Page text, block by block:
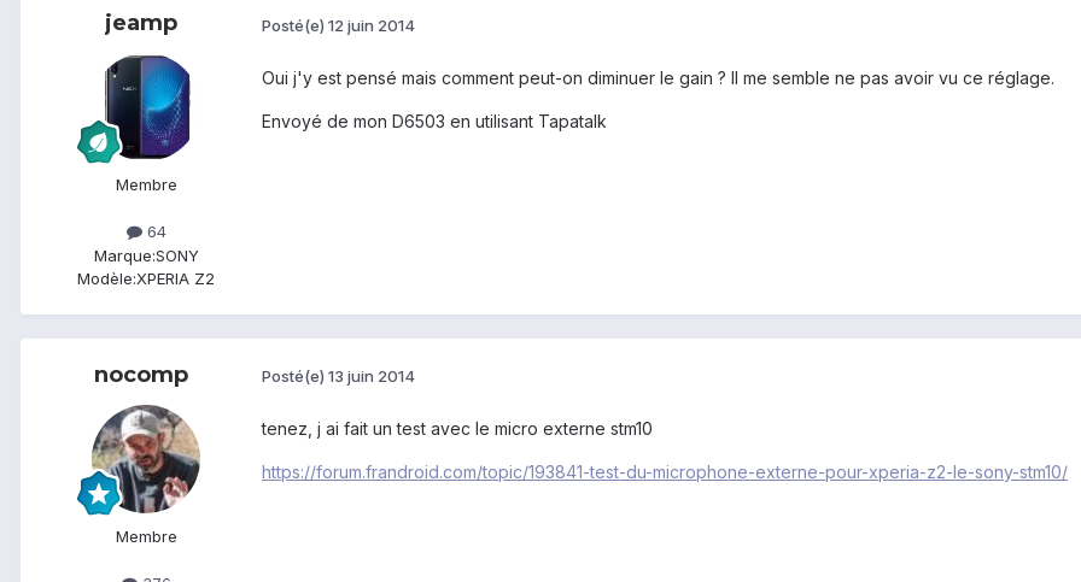
jeamp
Membre
64
Marque:SONY
Modèle:XPERIA Z2
Posté(e) 12 juin 2014
Oui j'y est pensé mais comment peut-on diminuer le gain ? Il me semble ne pas avoir vu ce réglage.
Envoyé de mon D6503 en utilisant Tapatalk
nocomp
Membre
Posté(e) 13 juin 2014
tenez, j ai fait un test avec le micro externe stm10
https://forum.frandroid.com/topic/193841-test-du-microphone-externe-pour-xperia-z2-le-sony-stm10/